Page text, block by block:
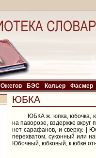
Ожегов БЭС Кольер Фасмер
ЮБКА
ЮБКА ж. юпка, юбочка,
на паворозе, вздержке
нет сарафанов, и сверху. |
перехватом, суконный или
Юбочный, юбковый, к юбке